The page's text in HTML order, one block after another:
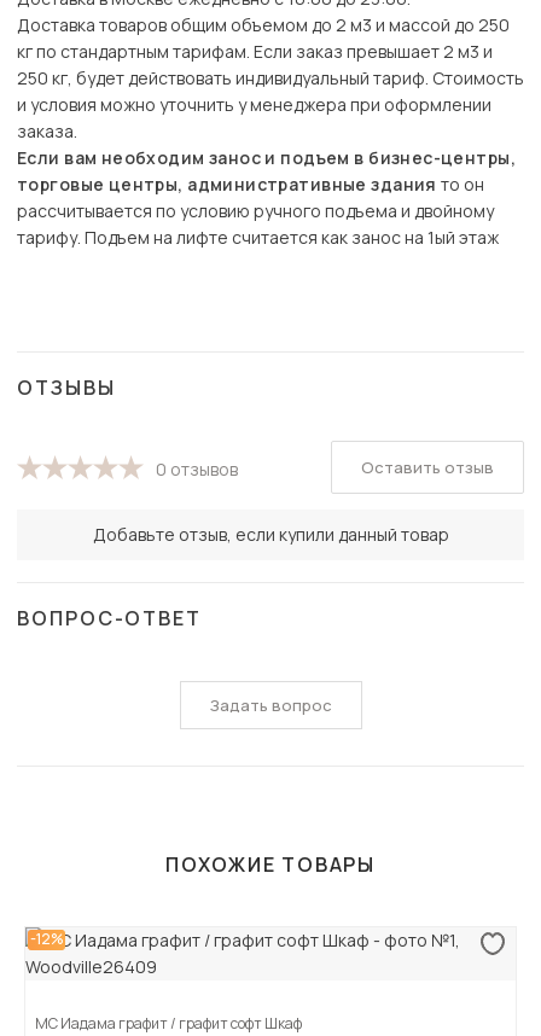
Доставка товаров общим объемом до 2 м3 и массой до 250
кг по стандартным тарифам. Если заказ превышает 2 м3 и
250 кг, будет действовать индивидуальный тариф. Стоимость
и условия можно уточнить у менеджера при оформлении
заказа.
Если вам необходим занос и подъем в бизнес-центры,
торговые центры, административные здания то он
рассчитывается по условию ручного подъема и двойному
тарифу. Подъем на лифте считается как занос на 1ый этаж
ОТЗЫВЫ
0 отзывов
Добавьте отзыв, если купили данный товар
Оставить отзыв
ВОПРОС-ОТВЕТ
Задать вопрос
ПОХОЖИЕ ТОВАРЫ
-12%
МС Иадама графит / графит софт Шкаф